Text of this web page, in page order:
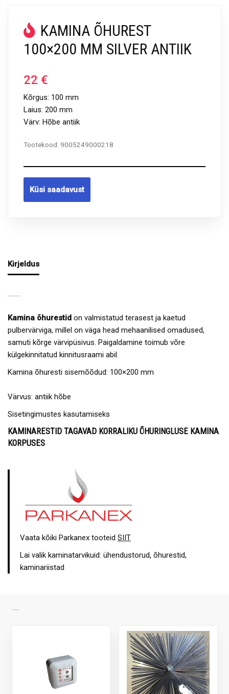
KAMINA ÕHUREST
100×200 MM SILVER ANTIIK
22 €
Kõrgus: 100 mm
Laius: 200 mm
Värv: Hõbe antiik
Tootekood: 9005249000218
Küsi saadavust
Kirjeldus
Kamina õhurestid on valmistatud terasest ja kaetud
pulbervärviga, millel on väga head mehaanilised omadused,
samuti kõrge värvipüsivus. Paigaldamine toimub võre
külgekinnitatud kinnitusraami abil.
Kamina õhuresti sisemõõdud: 100×200 mm
Värvus: antiik hõbe
Sisetingimustes kasutamiseks
KAMINARESTID TAGAVAD KORRALIKU ÕHURINGLUSE KAMINA
KORPUSES
Vaata kõiki Parkanex tooteid SIIT
Lai valik kaminatarvikuid: ühendustorud, õhurestid,
kaminariistad